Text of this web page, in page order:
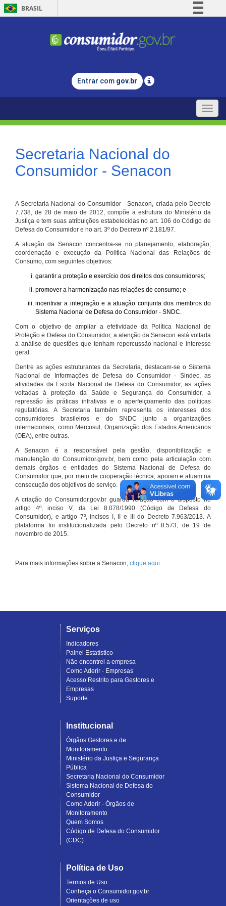
BRASIL
Comunica BR
Legislação
Entrar com gov.br
Toggle
Secretaria Nacional do
Consumidor - Senacon
A Secretaria Nacional do Consumidor - Senacon, criada pelo Decreto
7.738, de 28 de maio de 2012, compõe a estrutura do Ministério da
Justiça e tem suas atribuições estabelecidas no art. 106 do Código de
Defesa do Consumidor e no art. 3º do Decreto nº 2.181/97.
A atuação da Senacon concentra-se no planejamento, elaboração,
coordenação e execução da Política Nacional das Relações de
Consumo, com seguintes objetivos:
garantir a proteção e exercício dos direitos dos consumidores;
promover a harmonização nas relações de consumo; e
incentivar a integração e a atuação conjunta dos membros do
Sistema Nacional de Defesa do Consumidor - SNDC.
Com o objetivo de ampliar a efetividade da Política Nacional de
Proteção e Defesa do Consumidor, a atenção da Senacon está voltada
à análise de questões que tenham repercussão nacional e interesse
geral.
Dentre as ações estruturantes da Secretaria, destacam-se o Sistema
Nacional de Informações de Defesa do Consumidor - Sindec, as
atividades da Escola Nacional de Defesa do Consumidor, as ações
voltadas à proteção da Saúde e Segurança do Consumidor, a
repressão às práticas infrativas e o aperfeiçoamento das políticas
regulatórias. A Secretaria também representa os interesses dos
consumidores brasileiros e do SNDC junto a organizações
internacionais, como Mercosul, Organização dos Estados Americanos
(OEA), entre outras.
A Senacon é a responsável pela gestão, disponibilização e
manutenção do Consumidor.gov.br, bem como pela articulação com
demais órgãos e entidades do Sistema Nacional de Defesa do
Consumidor que, por meio de cooperação técnica, apoiam e atuam na
consecução dos objetivos do serviço.
A criação do Consumidor.gov.br guarda relação com o disposto no
artigo 4º, inciso V, da Lei 8.078/1990 (Código de Defesa do
Consumidor), e artigo 7º, incisos I, II e III do Decreto 7.963/2013. A
plataforma foi institucionalizada pelo Decreto nº 8.573, de 19 de
novembro de 2015.
Para mais informações sobre a Senacon, clique aqui
Serviços
Indicadores
Painel Estatístico
Não encontrei a empresa
Como Aderir - Empresas
Acesso Restrito para Gestores e
Empresas
Suporte
Institucional
Órgãos Gestores e de
Monitoramento
Ministério da Justiça e Segurança
Pública
Secretaria Nacional do Consumidor
Sistema Nacional de Defesa do
Consumidor
Como Aderir - Órgãos de
Monitoramento
Quem Somos
Código de Defesa do Consumidor
(CDC)
Política de Uso
Termos de Uso
Conheça o Consumidor.gov.br
Orientações de uso